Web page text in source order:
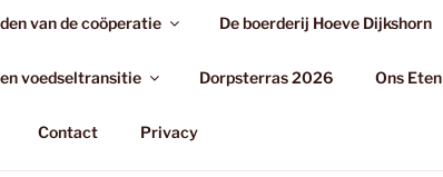
van de coöperatie De boerderij Hoeve Dijkshorn
voedseltransitie Dorpsterras 2026 Ons Eten
Contact Privacy